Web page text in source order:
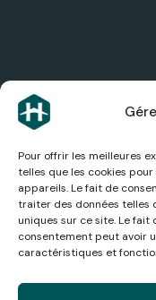
Pour offrir les meilleures
telles que les cookies
appareils. Le fait de
traiter des données telles
uniques sur ce site. Le
consentement peut avoir
caractéristiques et
Découvrez les